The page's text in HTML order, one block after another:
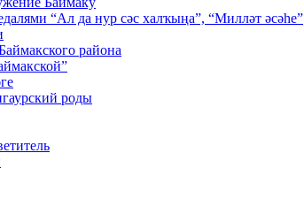
“Ал да нур сәс халҡыңа”, “Милләт әсәһе”
района
роды